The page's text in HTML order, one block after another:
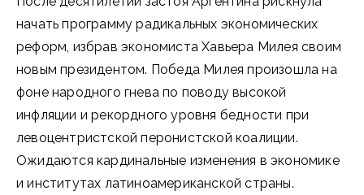
начать программу радикальных экономических
реформ, избрав экономиста Хавьера Милея своим
новым президентом. Победа Милея произошла на
фоне народного гнева по поводу высокой
инфляции и рекордного уровня бедности при
левоцентристской перонистской коалиции.
Ожидаются кардинальные изменения в экономике
и институтах латиноамериканской страны.